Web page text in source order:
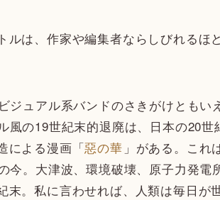
は、作家や編集者ならしびれるほ
ジュアル系バンドのさきがけともい
風の19世紀末的退廃は、日本の20世
による漫画「惡の華 」がある。これ
今。大津波、環境破壊、原子力発
。私に言わせれば、人類は毎日が